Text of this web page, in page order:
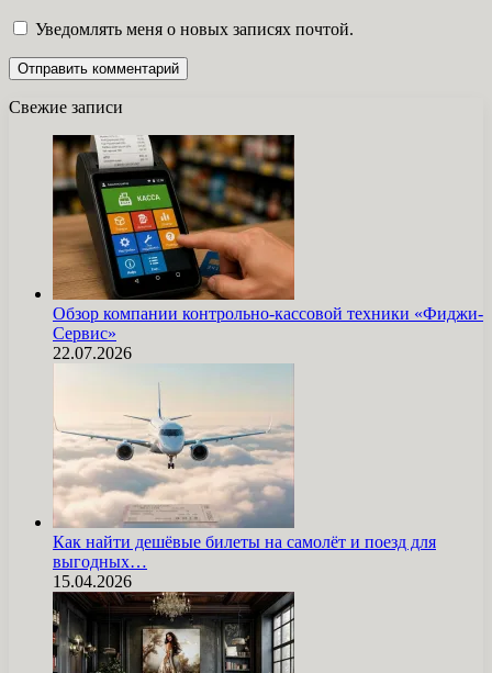
Уведомлять меня о новых записях почтой.
Свежие записи
Обзор компании контрольно-кассовой техники «Фиджи-
Сервис»
22.07.2026
Как найти дешёвые билеты на самолёт и поезд для
выгодных…
15.04.2026